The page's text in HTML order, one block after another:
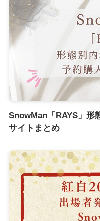
SnowMan「RAYS」形
サイトまとめ